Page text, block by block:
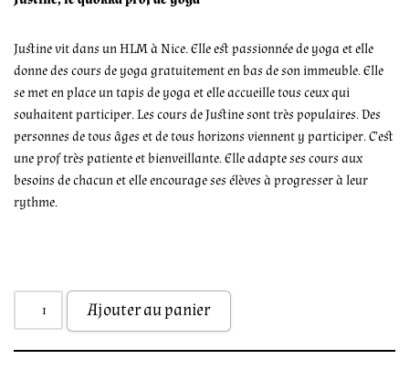
Justine vit dans un HLM à Nice. Elle est passionnée de yoga et elle
donne des cours de yoga gratuitement en bas de son immeuble. Elle
se met en place un tapis de yoga et elle accueille tous ceux qui
souhaitent participer. Les cours de Justine sont très populaires. Des
personnes de tous âges et de tous horizons viennent y participer. C’est
une prof très patiente et bienveillante. Elle adapte ses cours aux
besoins de chacun et elle encourage ses élèves à progresser à leur
rythme.
Ajouter au panier